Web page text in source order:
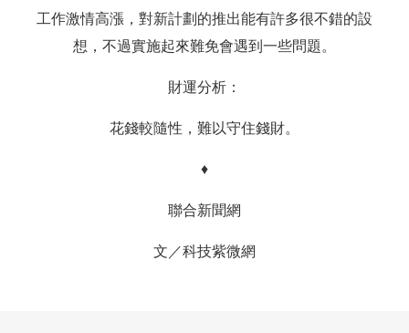
工作激情高漲，對新計劃的推出能有許多很不錯的設
想，不過實施起來難免會遇到一些問題。
財運分析：
花錢較隨性，難以守住錢財。
♦
聯合新聞網
文／科技紫微網